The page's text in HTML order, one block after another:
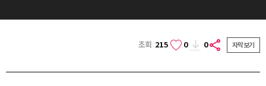
조회 215 0 0 자막보기